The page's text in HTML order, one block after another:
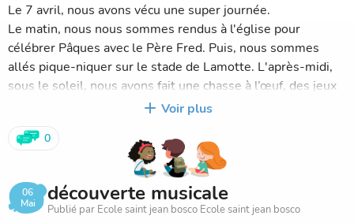
Le 7 avril, nous avons vécu une super journée.
Le matin, nous nous sommes rendus à l'église pour
célébrer Pâques avec le Père Fred. Puis, nous sommes
allés pique-niquer sur le stade de Lamotte. L'après-midi,
sous le soleil, nous avons fait une chasse à l’œuf, des jeux
sous forme de parcours et une initiation au rugby. C'était
un beau moment de partage.
Voir plus
0
06
Mai
découverte musicale
Publié par Ecole saint jean bosco Ecole saint jean bosco